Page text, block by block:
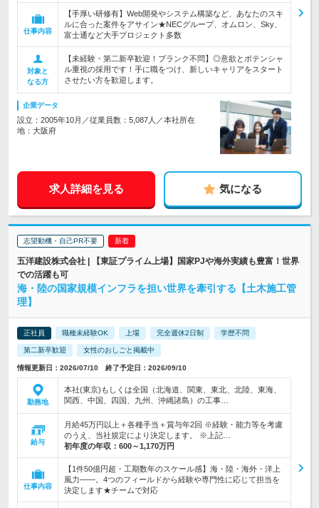
仕事内容
【手厚い研修有】Web開発やシステム構築など、あなたのスキ
ルに合った案件をアサイン★NECグループ、オムロン、Sky、
富士通など大手プロジェクト多数
対象と
なる方
【未経験・第二新卒歓迎！ブランク不問】◎意欲とポテンシャ
ル重視の採用です！手に職をつけ、新しいキャリアをスタート
させたい方を歓迎します。
企業データ
設立：2005年10月／従業員数：5,087人／本社所在
地：大阪府
求人詳細を見る 気になる
志望動機・自己PR不要
五洋建設株式会社 | 【東証プライム上場】国家PJや海外実績も豊富！世界
での活躍も可
海・陸の国家規模インフラを担い世界を牽引する【土木施工管
理】
正社員 職種未経験OK 上場 完全週休2日制 学歴不問
第二新卒歓迎 女性のおしごと掲載中
情報更新日：2026/07/10 終了予定日：2026/09/10
勤務地
本社(東京)もしくは全国（北海道、関東、東北、北陸、東海、
関西、中国、四国、九州、沖縄諸島）の工事…
給与
月給45万円以上＋各種手当＋賞与年2回 ※経験・能力等を考慮
のうえ、当社規定により決定します。 ※上記…
初年度の年収： 600～1,170万円
仕事内容
【1件50億円超・工期数年のスケール感】海・陸・海外・洋上
風力――。4つのフィールドから経験や専門性に応じて担当を
決定します★チームで対応